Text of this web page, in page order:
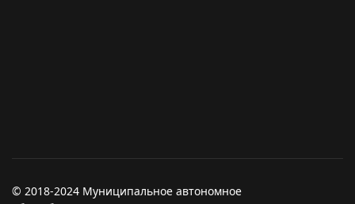
© 2018-2024 Муниципальное автономное